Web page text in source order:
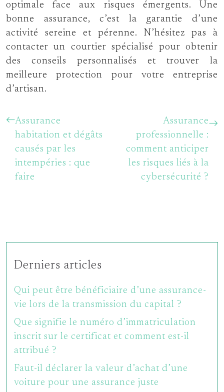
optimale face aux risques émergents. Une
bonne assurance, c’est la garantie d’une
activité sereine et pérenne. N’hésitez pas à
contacter un courtier spécialisé pour obtenir
des conseils personnalisés et trouver la
meilleure protection pour votre entreprise
d’artisan.
Assurance
habitation et dégâts
causés par les
intempéries : que
faire
Assurance
professionnelle :
comment anticiper
les risques liés à la
cybersécurité ?
Derniers articles
Qui peut être bénéficiaire d’une assurance-
vie lors de la transmission du capital ?
Que signifie le numéro d’immatriculation
inscrit sur le certificat et comment est-il
attribué ?
Faut-il déclarer la valeur d’achat d’une
voiture pour une assurance juste